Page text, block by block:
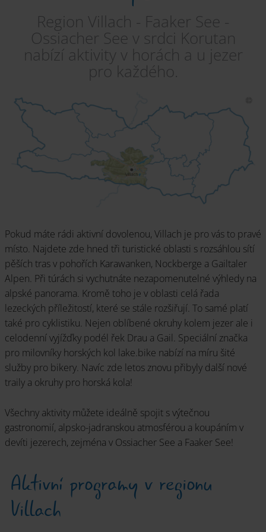
Pěší turistika
Dovolená s rodinou
Wellness
Alpsko-jadranská gastronomie
Všechna témata od A do Z
Advent
Poptávka
Kontakt
Region Villach - Faaker See -
Ossiacher See v srdci Korutan
nabízí aktivity v horách a u jezer
pro každého.
Pokud máte rádi aktivní dovolenou, Villach je pro vás to pravé
místo. Najdete zde hned tři turistické oblasti s rozsáhlou sítí
pěších tras v pohořích Karawanken, Nockberge a Gailtaler
Alpen. Při túrách si vychutnáte nezapomenutelné výhledy na
alpské panorama. Kromě toho je v oblasti celá řada
lezeckých příležitostí, které se stále rozšiřují. To samé platí
také pro cyklistiku. Nejen oblíbené okruhy kolem jezer ale i
celodenní vyjížďky podél řek Drau a Gail. Speciální značka
pro milovníky horských kol lake.bike nabízí na míru šité
služby pro bikery. Navíc zde letos znovu přibyly další nové
traily a okruhy pro horská kola!
Všechny aktivity můžete ideálně spojit s výtečnou
gastronomií, alpsko-jadranskou atmosférou a koupáním v
devíti jezerech, zejména v Ossiacher See a Faaker See!
Aktivní programy v regionu
Villach